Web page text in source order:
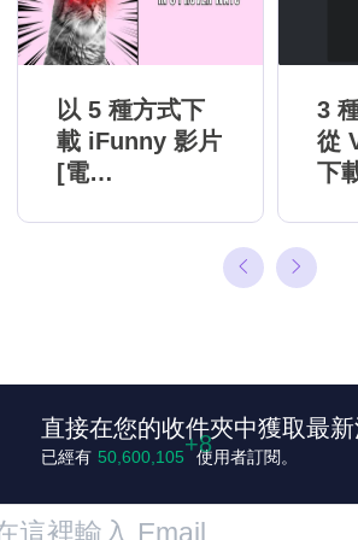
以 5 種方式下
載 iFunny 影片
[電
3
從
下
直接在您的收件夾中獲取最新
已經有 50,600,113 使用者訂閱。